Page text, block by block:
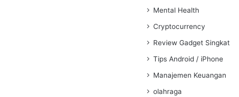
Mental Health
Cryptocurrency
Review Gadget Singkat
Tips Android / iPhone
Manajemen Keuangan
olahraga